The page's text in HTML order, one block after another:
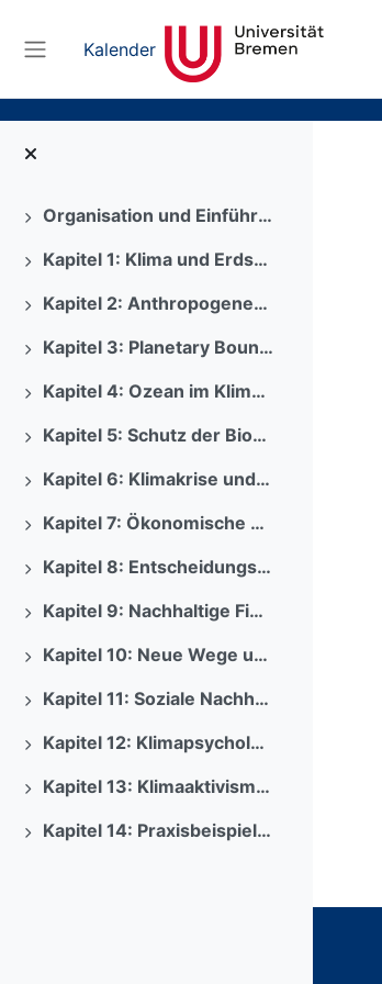
Website-Übersicht
Kalender
Ausklappen Organisation und Einführung
Ausklappen Kapitel 1: Klima und Erdsystem
Ausklappen Kapitel 2: Anthropogener Klimawandel
Ausklappen Kapitel 3: Planetary Boundaries
Ausklappen Kapitel 4: Ozean im Klimawandel
Ausklappen Kapitel 5: Schutz der Biodiversität
Ausklappen Kapitel 6: Klimakrise und Gesundheit
Ausklappen Kapitel 7: Ökonomische Lösungsansätze
Ausklappen Kapitel 8: Entscheidungsprozesse für den Klimaschutz
Ausklappen Kapitel 9: Nachhaltige Finanzwirtschaft
Ausklappen Kapitel 10: Neue Wege und Lösungen für den Klimawandel
Ausklappen Kapitel 11: Soziale Nachhaltigkeit
Ausklappen Kapitel 12: Klimapsychologie
Ausklappen Kapitel 13: Klimaaktivismus
Ausklappen Kapitel 14: Praxisbeispiel - Klimawandel und KI